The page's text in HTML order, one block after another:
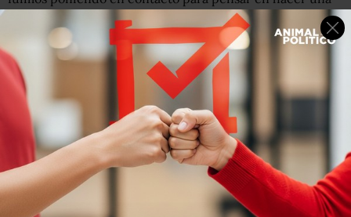
denuncia colectiva. Creo que se estaba construyendo la
voz de la denuncia, las ganas de denunciar, pero al miedo
tiempo el miedo, el hacer algo que no estaba en los planes
de nadie, que las asaltó de repente, pero que también
tenían la necesidad gigantesca de hablar, de encontrar
consuelo, creo”, cuenta.
En esos contactos y esa búsqueda consiguieron dos
posibilidades de abogados, unas optaron por una opción,
otras por la otra, y hubo quienes siguieron por sus
propios medios.